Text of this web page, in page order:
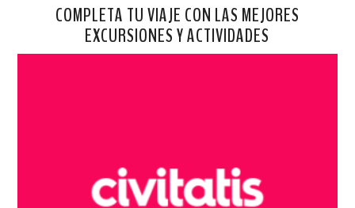
COMPLETA TU VIAJE CON LAS MEJORES
EXCURSIONES Y ACTIVIDADES